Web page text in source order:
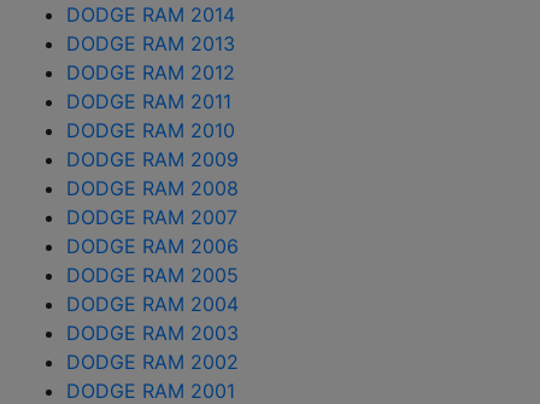
DODGE RAM 2014
DODGE RAM 2013
DODGE RAM 2012
DODGE RAM 2011
DODGE RAM 2010
DODGE RAM 2009
DODGE RAM 2008
DODGE RAM 2007
DODGE RAM 2006
DODGE RAM 2005
DODGE RAM 2004
DODGE RAM 2003
DODGE RAM 2002
DODGE RAM 2001